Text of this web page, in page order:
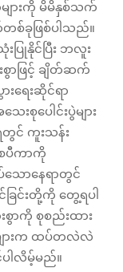
ျားကို မိမိနှစ်သက်
တစ်ခုဖြစ်ပါသည်။
းပြုနိုင်ပြီး ဘလူး
စွာဖြင့် ချိတ်ဆက်
းရေးဆိုင်ရာ
စုပေါင်းပွဲများ
တွင် ကူးသန်း
စပီကာကို
ောနေရာတွင်
င်းတို့ကို တွေ့ရပါ
စွာကို စုစည်းထား
ျားက ထပ်တလဲလဲ
ါလိမ့်မည်။